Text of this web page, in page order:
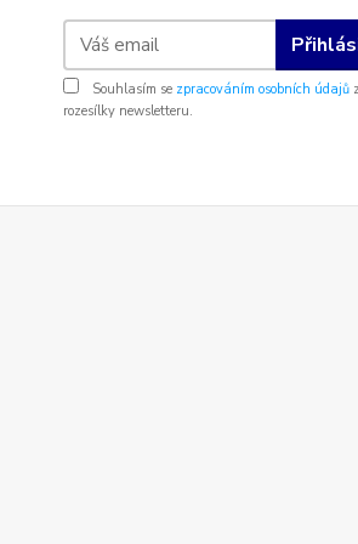
Souhlasím se zpracováním osobních údajů
rozesílky newsletteru.